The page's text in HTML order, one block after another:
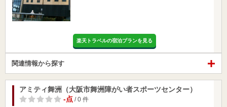
楽天トラベルの宿泊プランを見る
関連情報から探す
アミティ舞洲（大阪市舞洲障がい者スポーツセンター）
-点 / 0 件